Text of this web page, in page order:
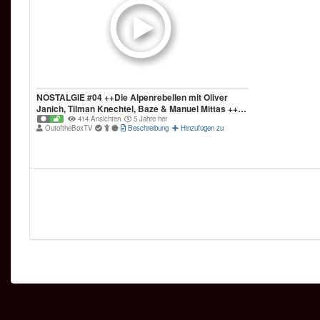
NOSTALGIE #04 ++Die Alpenrebellen mit Oliver
Janich, Tilman Knechtel, Baze & Manuel Mittas ++
5G
414 Ansichten
5 Jahre her
OutoftheBoxTV
Beschreibung Hinzufügen zu